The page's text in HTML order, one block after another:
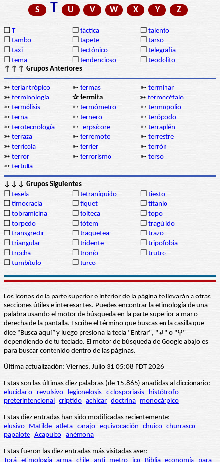
S
T U V W X Y Z
❒ T ❒ táctica ❒ talento
❒ tambo ❒ tapete ❒ tarso
❒ taxi ❒ tectónico ❒ telegrafía
❒ tema ❒ tendencioso ❒ teodolito
↑↑↑ Grupos Anteriores
➳ teriantrópico ➳ termas ➳ terminar
➳ terminología ✰ termita ➳ termocéfalo
➳ termólisis ➳ termómetro ➳ termopolio
➳ terna ➳ ternero ➳ terópodo
➳ terotecnología ➳ Terpsícore ➳ terraplén
➳ terraza ➳ terremoto ➳ terrestre
➳ terrícola ➳ terrier ➳ terrón
➳ terror ➳ terrorismo ➳ terso
➳ tertulia
↓↓↓ Grupos Siguientes
❒ tesela ❒ tetraníquido ❒ tiesto
❒ timocracia ❒ tíquet ❒ titanio
❒ tobramicina ❒ tolteca ❒ topo
❒ torpedo ❒ tótem ❒ tragúlido
❒ transgredir ❒ traquetear ❒ trazo
❒ triangular ❒ tridente ❒ tripofobia
❒ trocha ❒ tronío ❒ trutro
❒ tumbítulo ❒ turco
Los iconos de la parte superior e inferior de la página te llevarán a otras
secciones útiles e interesantes. Puedes encontrar la etimología de una
palabra usando el motor de búsqueda en la parte superior a mano
derecha de la pantalla. Escribe el término que buscas en la casilla que
dice “Busca aquí” y luego presiona la tecla "Entrar", "↲" o "⚲"
dependiendo de tu teclado. El motor de búsqueda de Google abajo es
para buscar contenido dentro de las páginas.
Última actualización: Viernes, Julio 31 05:08 PDT 2026
Estas son las últimas diez palabras (de 15.865) añadidas al diccionario:
elucidario
revulsivo legionelosis ciclosporiasis
histótrofo
preterintencional críptido achicar doctrina monocárpico
Estas diez entradas han sido modificadas recientemente:
elusivo
Matilde atleta carajo equivocación chuico churrasco
papalote Acapulco anémona
Estas fueron las diez entradas más visitadas ayer:
Torá etimología arma chile anti metro ico Biblia economía para